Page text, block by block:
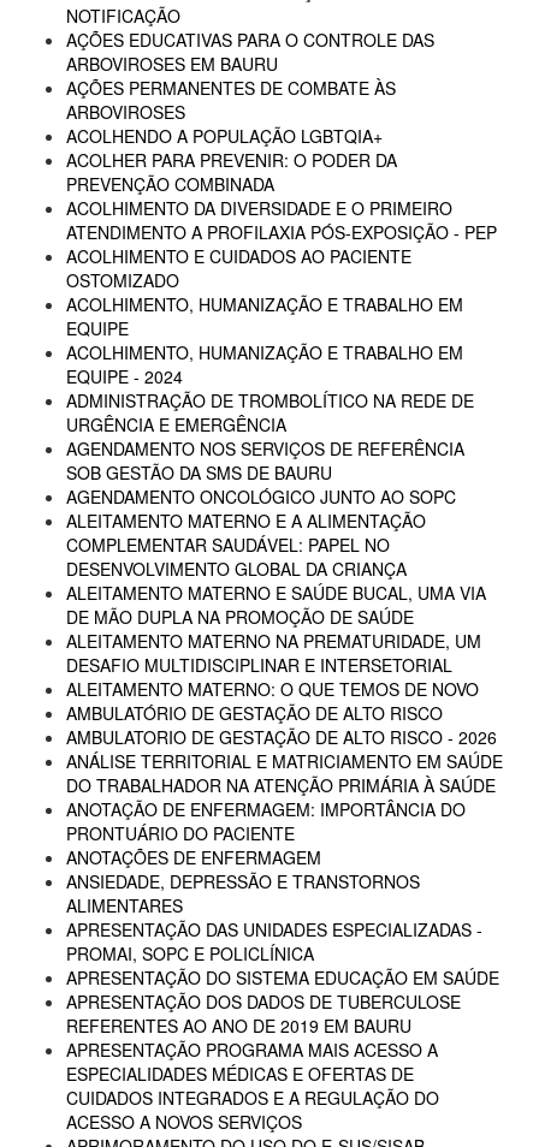
NOTIFICAÇÃO
AÇÕES EDUCATIVAS PARA O CONTROLE DAS
ARBOVIROSES EM BAURU
AÇÕES PERMANENTES DE COMBATE ÀS
ARBOVIROSES
ACOLHENDO A POPULAÇÃO LGBTQIA+
ACOLHER PARA PREVENIR: O PODER DA
PREVENÇÃO COMBINADA
ACOLHIMENTO DA DIVERSIDADE E O PRIMEIRO
ATENDIMENTO A PROFILAXIA PÓS-EXPOSIÇÃO - PEP
ACOLHIMENTO E CUIDADOS AO PACIENTE
OSTOMIZADO
ACOLHIMENTO, HUMANIZAÇÃO E TRABALHO EM
EQUIPE
ACOLHIMENTO, HUMANIZAÇÃO E TRABALHO EM
EQUIPE - 2024
ADMINISTRAÇÃO DE TROMBOLÍTICO NA REDE DE
URGÊNCIA E EMERGÊNCIA
AGENDAMENTO NOS SERVIÇOS DE REFERÊNCIA
SOB GESTÃO DA SMS DE BAURU
AGENDAMENTO ONCOLÓGICO JUNTO AO SOPC
ALEITAMENTO MATERNO E A ALIMENTAÇÃO
COMPLEMENTAR SAUDÁVEL: PAPEL NO
DESENVOLVIMENTO GLOBAL DA CRIANÇA
ALEITAMENTO MATERNO E SAÚDE BUCAL, UMA VIA
DE MÃO DUPLA NA PROMOÇÃO DE SAÚDE
ALEITAMENTO MATERNO NA PREMATURIDADE, UM
DESAFIO MULTIDISCIPLINAR E INTERSETORIAL
ALEITAMENTO MATERNO: O QUE TEMOS DE NOVO
AMBULATÓRIO DE GESTAÇÃO DE ALTO RISCO
AMBULATORIO DE GESTAÇÃO DE ALTO RISCO - 2026
ANÁLISE TERRITORIAL E MATRICIAMENTO EM SAÚDE
DO TRABALHADOR NA ATENÇÃO PRIMÁRIA À SAÚDE
ANOTAÇÃO DE ENFERMAGEM: IMPORTÂNCIA DO
PRONTUÁRIO DO PACIENTE
ANOTAÇÕES DE ENFERMAGEM
ANSIEDADE, DEPRESSÃO E TRANSTORNOS
ALIMENTARES
APRESENTAÇÃO DAS UNIDADES ESPECIALIZADAS -
PROMAI, SOPC E POLICLÍNICA
APRESENTAÇÃO DO SISTEMA EDUCAÇÃO EM SAÚDE
APRESENTAÇÃO DOS DADOS DE TUBERCULOSE
REFERENTES AO ANO DE 2019 EM BAURU
APRESENTAÇÃO PROGRAMA MAIS ACESSO A
ESPECIALIDADES MÉDICAS E OFERTAS DE
CUIDADOS INTEGRADOS E A REGULAÇÃO DO
ACESSO A NOVOS SERVIÇOS